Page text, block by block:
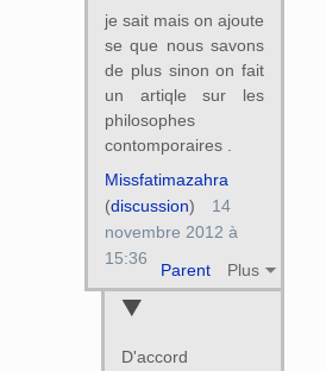
je sait mais on ajoute
se que nous savons
de plus sinon on fait
un artiqle sur les
philosophes
contomporaires .
Parent Plus
Missfatimazahra
(discussion)
14
novembre 2012 à
15:36
D'accord